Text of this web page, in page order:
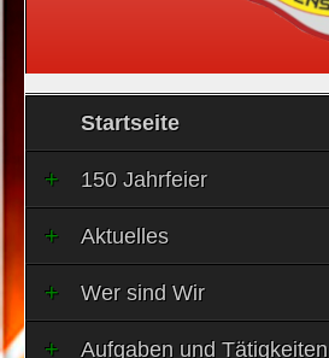
Startseite
150 Jahrfeier
Aktuelles
Wer sind Wir
Aufgaben und Tätigkeiten